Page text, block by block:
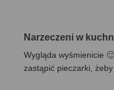
Narzeczeni w
Wygląda wyśmienicie
zastąpić pieczarki,